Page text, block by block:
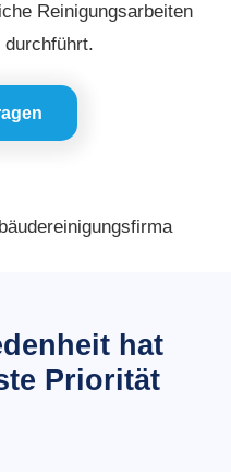
Reinigungsarbeiten
hat
Priorität